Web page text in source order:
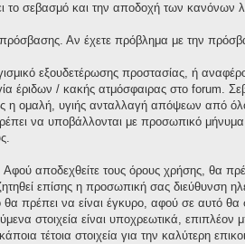
το σεβασμό και την αποδοχή των κανόνων
Αν έχετε πρόβλημα με την
εξουδετέρωσης προστασίας, ή
/ κακής ατμόσφαιρας στο forum.
ομαλή, υγιής ανταλλαγή απόψεων από
να υποβάλλονται με προσωπικό
αποδεχθείτε τους όρους χρήσης, θα
επίσης η προσωπική σας διεύθυνση
πρέπει να είναι έγκυρο, αφού σε αυτό
στοιχεία είναι υποχρεωτικά, επιπλέον
τέτοια στοιχεία για την καλύτερη